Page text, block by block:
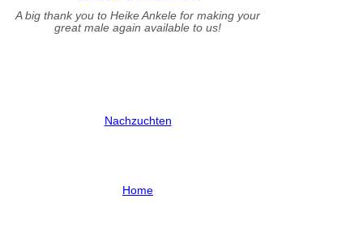
A big thank you to Heike Ankele for making your
great male again available to us!
Nachzuchten
Home